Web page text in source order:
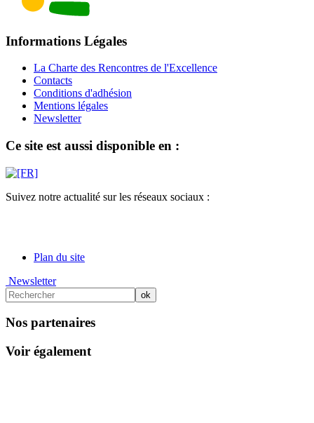
Informations Légales
La Charte des Rencontres de l'Excellence
Contacts
Conditions d'adhésion
Mentions légales
Newsletter
Ce site est aussi disponible en :
Suivez notre actualité sur les réseaux sociaux :
Plan du site
Newsletter
Nos partenaires
Voir également